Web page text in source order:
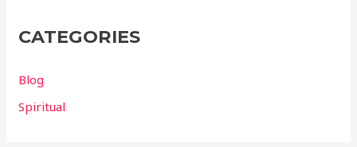
CATEGORIES
Blog
Spiritual